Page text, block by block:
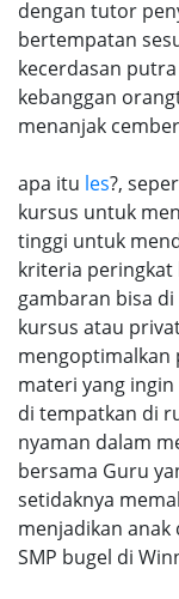
dengan tutor
bertempatan
kecerdasan
kebanggan
menanjak
apa itu les?,
kursus untuk
tinggi untuk
kriteria peringkat
gambaran bisa
kursus atau
mengoptimalkan
materi yang ingin
di tempatkan di
nyaman dalam
bersama Guru
setidaknya
menjadikan anak
SMP bugel di